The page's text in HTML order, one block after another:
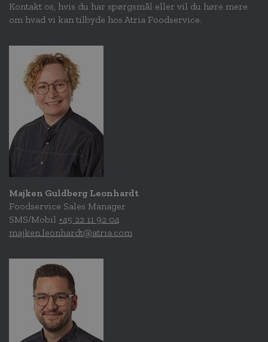
Kontakt os, hvis du har spørgsmål eller vil du høre mere
om hvad vi kan tilbyde hos Atria Foodservice.
Majken Guldberg Leonhardt
Foodservice Sales Manager
SMS/Mobil +45 22 11 92 04
majken.leonhardt@atria.com